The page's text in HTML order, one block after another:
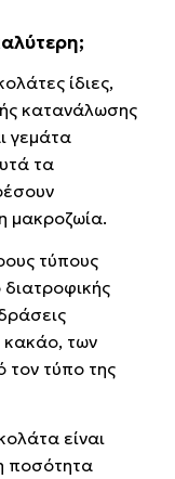
ίδιες,
κατανάλωσης
γεμάτα
τα
μακροζωία.
τύπους
κακάο, των
τον τύπο της
είναι
ποσότητα